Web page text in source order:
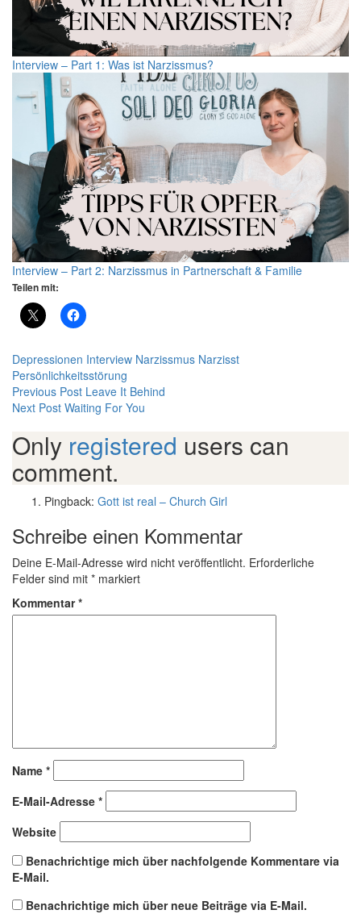
Interview – Part 1: Was ist Narzissmus?
Interview – Part 2: Narzissmus in Partnerschaft & Familie
Teilen mit:
Depressionen Interview Narzissmus Narzisst
Persönlichkeitsstörung
Beitragsnavigation
Previous Post Leave It Behind
Next Post Waiting For You
Only registered users can
comment.
Pingback: Gott ist real – Church Girl
Schreibe einen Kommentar
Deine E-Mail-Adresse wird nicht veröffentlicht. Erforderliche
Felder sind mit * markiert
Kommentar*
Name *
E-Mail-Adresse *
Website
Benachrichtige mich über nachfolgende Kommentare via
E-Mail.
Benachrichtige mich über neue Beiträge via E-Mail.